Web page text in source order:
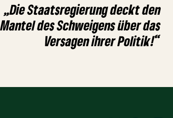
„Die Staatsregierung deckt den
Mantel des Schweigens über das
Versagen ihrer Politik!“